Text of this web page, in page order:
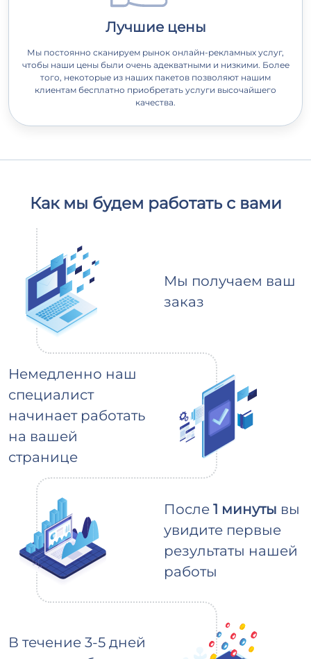
Лучшие цены
Мы постоянно сканируем рынок онлайн-рекламных услуг,
чтобы наши цены были очень адекватными и низкими. Более
того, некоторые из наших пакетов позволяют нашим
клиентам бесплатно приобретать услуги высочайшего
качества.
Как мы будем работать с вами
Мы получаем ваш
заказ
Немедленно наш
специалист
начинает работать
на вашей
странице
После 1 минуты вы
увидите первые
результаты нашей
работы
В течение 3-5 дней